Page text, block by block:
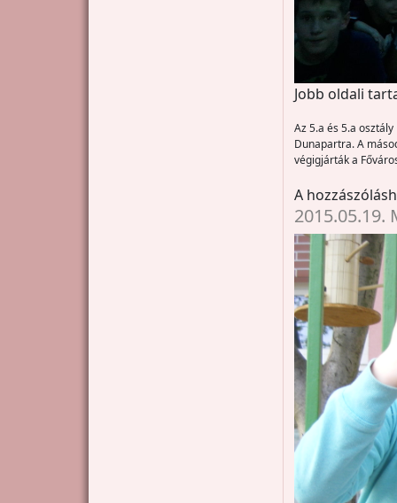
Jobb oldali
Az 5.a és 5.a
Dunapartra. A
végigjárták a
A